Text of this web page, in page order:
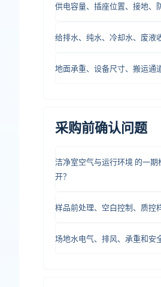
供电容量、插座位置、接地、
给排水、纯水、冷却水、废液
地面承重、设备尺寸、搬运通
采购前确认问题
洁净室空气与运行环境 的一
开？
样品前处理、空白控制、质控
场地水电气、排风、承重和安